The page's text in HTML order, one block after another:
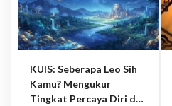
KUIS: Seberapa Leo Sih
Kamu? Mengukur
Tingkat Percaya Diri dan